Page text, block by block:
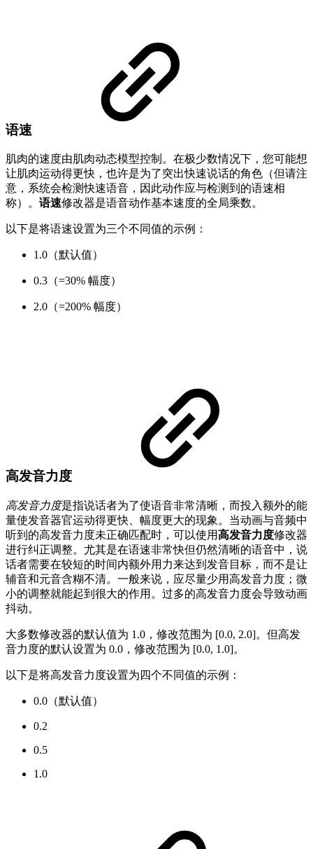
语速
肌肉的速度由肌肉动态模型控制。在极少数情况下，您可能想
让肌肉运动得更快，也许是为了突出快速说话的角色（但请注
意，系统会检测快速语音，因此动作应与检测到的语速相
称）。 语速修改器是语音动作基本速度的全局乘数。
以下是将语速设置为三个不同值的示例：
1.0（默认值）
0.3（=30% 幅度）
2.0（=200% 幅度）
高发音力度
高发音力度是指说话者为了使语音非常清晰，而投入额外的能
量使发音器官运动得更快、幅度更大的现象。当动画与音频中
听到的高发音力度未正确匹配时，可以使用高发音力度修改器
进行纠正调整。尤其是在语速非常快但仍然清晰的语音中，说
话者需要在较短的时间内额外用力来达到发音目标，而不是让
辅音和元音含糊不清。一般来说，应尽量少用高发音力度；微
小的调整就能起到很大的作用。过多的高发音力度会导致动画
抖动。
大多数修改器的默认值为 1.0，修改范围为 [0.0, 2.0]。但高发
音力度的默认设置为 0.0，修改范围为 [0.0, 1.0]。
以下是将高发音力度设置为四个不同值的示例：
0.0（默认值）
0.2
0.5
1.0